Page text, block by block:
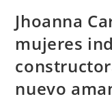
Jhoanna
mujeres
nuevo